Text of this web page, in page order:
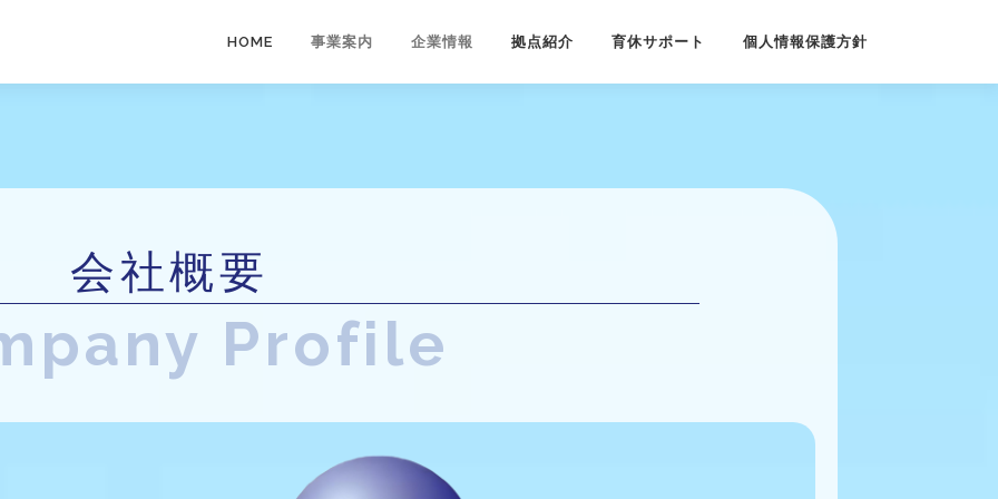
HOME 事業案内 企業情報 拠点紹介 育休サポート 個人情報保護方針
会社概要
Profile